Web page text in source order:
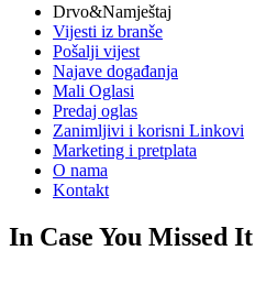
Drvo&Namještaj
Vijesti iz branše
Pošalji vijest
Najave događanja
Mali Oglasi
Predaj oglas
Zanimljivi i korisni Linkovi
Marketing i pretplata
O nama
Kontakt
In Case You Missed It